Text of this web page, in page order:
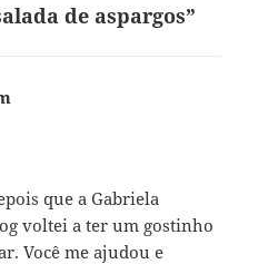
de aspargos”
que a Gabriela
voltei a ter um gostinho
Você me ajudou e